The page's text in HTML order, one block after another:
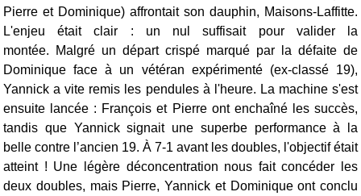
Pierre et Dominique) affrontait son dauphin, Maisons-Laffitte.
L'enjeu était clair : un nul suffisait pour valider la
montée.
Malgré un départ crispé marqué par la défaite de
Dominique face à un vétéran expérimenté (ex-classé 19),
Yannick a vite remis les pendules à l'heure. La machine s'est
ensuite lancée : François et Pierre ont enchaîné les succès,
tandis que Yannick signait une superbe performance à la
belle contre l’ancien 19. À 7-1 avant les doubles, l'objectif était
atteint ! Une légère déconcentration nous fait concéder les
deux doubles, mais Pierre, Yannick et Dominique ont conclu